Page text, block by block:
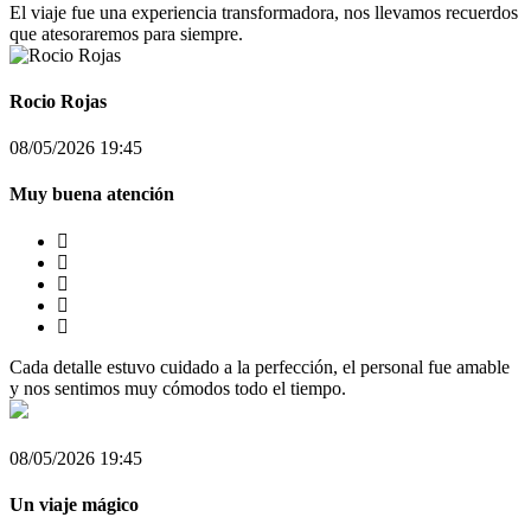
El viaje fue una experiencia transformadora, nos llevamos recuerdos
que atesoraremos para siempre.
Rocio Rojas
08/05/2026 19:45
Muy buena atención
Cada detalle estuvo cuidado a la perfección, el personal fue amable
y nos sentimos muy cómodos todo el tiempo.
08/05/2026 19:45
Un viaje mágico